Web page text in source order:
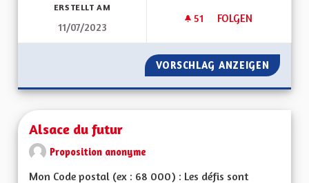
ERSTELLT AM
11/07/2023
51 51 FOLLOWER
FOLGEN
ALSACE
VORSCHLAG ANZEIGEN
Alsace du futur
Proposition anonyme
Mon Code postal (ex : 68 000) : Les défis sont